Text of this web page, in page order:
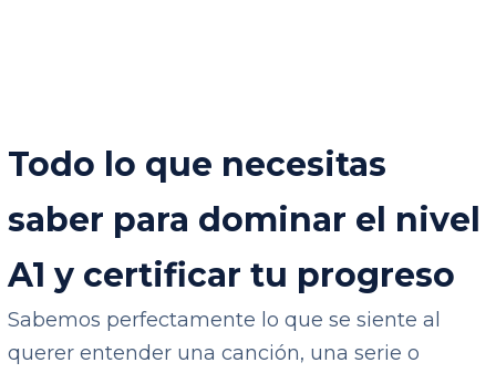
Todo lo que necesitas
saber para dominar el nivel
A1 y certificar tu progreso
Sabemos perfectamente lo que se siente al
querer entender una canción, una serie o